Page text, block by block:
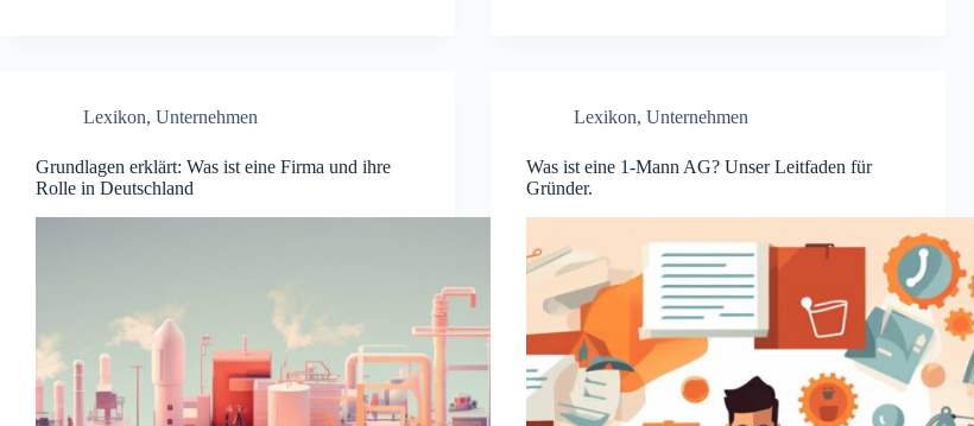
Lexikon, Unternehmen
Grundlagen erklärt: Was ist eine Firma und ihre
Rolle in Deutschland
Lexikon,Unternehmen
Was ist eine 1-Mann AG? Unser Leitfaden für
Gründer.